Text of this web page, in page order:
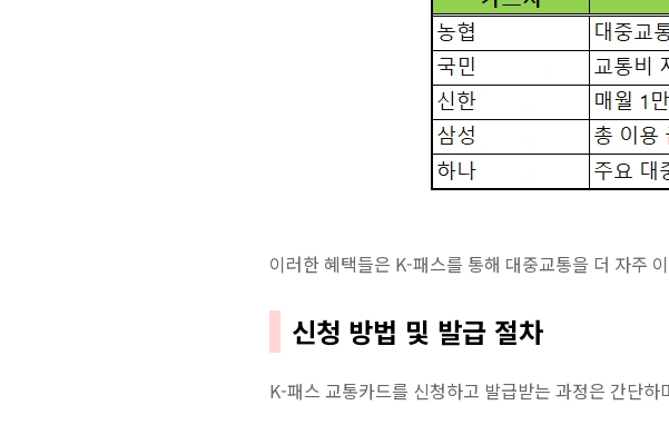
이러한 혜택들은 K-패스를 통해 대중교통을 더 자주
신청 방법 및 발급 절차
K-패스 교통카드를 신청하고 발급받는 과정은 간단